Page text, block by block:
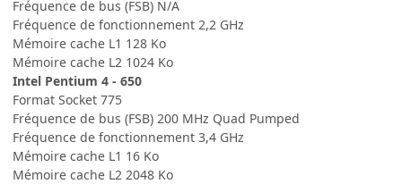
Fréquence de bus (FSB) N/A
Fréquence de fonctionnement 2,2 GHz
Mémoire cache L1 128 Ko
Mémoire cache L2 1024 Ko
Intel Pentium 4 - 650
Format Socket 775
Fréquence de bus (FSB) 200 MHz Quad Pumped
Fréquence de fonctionnement 3,4 GHz
Mémoire cache L1 16 Ko
Mémoire cache L2 2048 Ko